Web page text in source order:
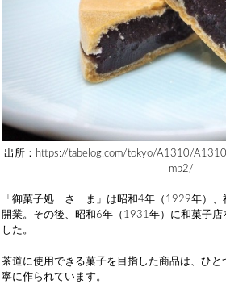
出所：https://tabelog.com/tokyo/A1310/
mp2/
「御菓子処 さゝま」は昭和4年（1929年）、
開業。その後、昭和6年（1931年）に和菓子店
した。
茶道に使用できる菓子を目指した商品は、ひ
寧に作られています。